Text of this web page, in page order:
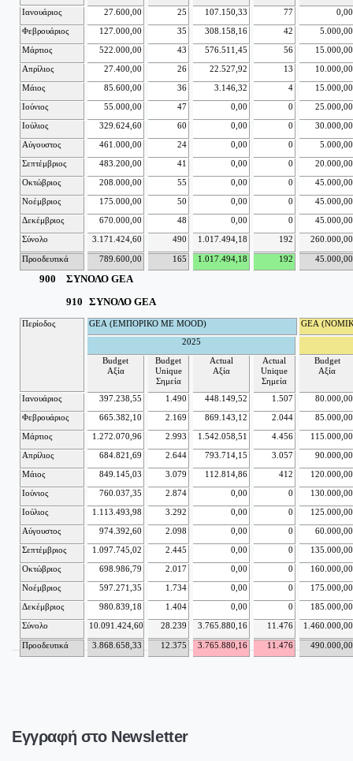
Ιανουάριος
Φεβρουάριος
Μάρτιος
Απρίλιος
Μάιος
Ιούνιος
Ιούλιος
Αύγουστος
Σεπτέμβριος
Οκτώβριος
Νοέμβριος
Δεκέμβριος
Σύνολο
27.600,00
127.000,00
522.000,00
27.400,00
85.600,00
55.000,00
329.624,60
461.000,00
483.200,00
208.000,00
175.000,00
670.000,00
3.171.424,60
25
35
43
26
36
47
60
24
41
55
50
48
490
107.150,33
308.158,16
576.511,45
22.527,92
3.146,32
0,00
0,00
0,00
0,00
0,00
0,00
0,00
1.017.494,18
77
42
56
13
4
0
0
0
0
0
0
0
192
0,00
5.000,00
15.000,00
10.000,00
15.000,00
25.000,00
30.000,00
5.000,00
20.000,00
45.000,00
45.000,00
45.000,00
260.000,00
Προοδευτικά 789.600,00 165 1.017.494,18 192 45.000,00
900
ΣΥΝΟΛΟ GEA
910 ΣΥΝΟΛΟ GEA
Budget
Αξία
Budget
Unique
Σημεία
Actual
Αξία
Actual
Unique
Σημεία
Budget
Αξία
Ιανουάριος
Φεβρουάριος
Μάρτιος
Απρίλιος
Μάιος
Ιούνιος
Ιούλιος
Αύγουστος
Σεπτέμβριος
Οκτώβριος
Νοέμβριος
Δεκέμβριος
Σύνολο
397.238,55
665.382,10
1.272.070,96
684.821,69
849.145,03
760.037,35
1.113.493,98
974.392,60
1.097.745,02
698.986,79
597.271,35
980.839,18
10.091.424,60
1.490
2.169
2.993
2.644
3.079
2.874
3.292
2.098
2.445
2.017
1.734
1.404
28.239
448.149,52
869.143,12
1.542.058,51
793.714,15
112.814,86
0,00
0,00
0,00
0,00
0,00
0,00
0,00
3.765.880,16
1.507
2.044
4.456
3.057
412
0
0
0
0
0
0
0
11.476
80.000,00
85.000,00
115.000,00
90.000,00
120.000,00
130.000,00
125.000,00
60.000,00
135.000,00
160.000,00
175.000,00
185.000,00
1.460.000,00
Προοδευτικά 3.868.658,33 12.375 3.765.880,16 11.476 490.000,00
Περίοδος
GEA (ΕΜΠΟΡΙΚΟ ME ΜΟΟD)
2025
GEA
Εγγραφή στο Newsletter